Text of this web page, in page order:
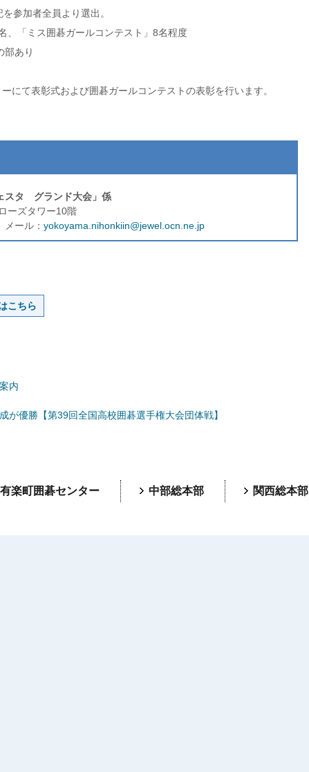
参加者全員より選出。
、「ミス囲碁ガールコンテスト」8名程度
部あり
て表彰式および囲碁ガールコンテストの表彰を行います。
スタ グランド大会」係
ーズタワー10階
ール： yokoyama.nihonkiin@jewel.ocn.ne.jp
こちら
内
が優勝【第39回全国高校囲碁選手権大会団体戦】
有楽町囲碁センター 中部総本部 関西総本部